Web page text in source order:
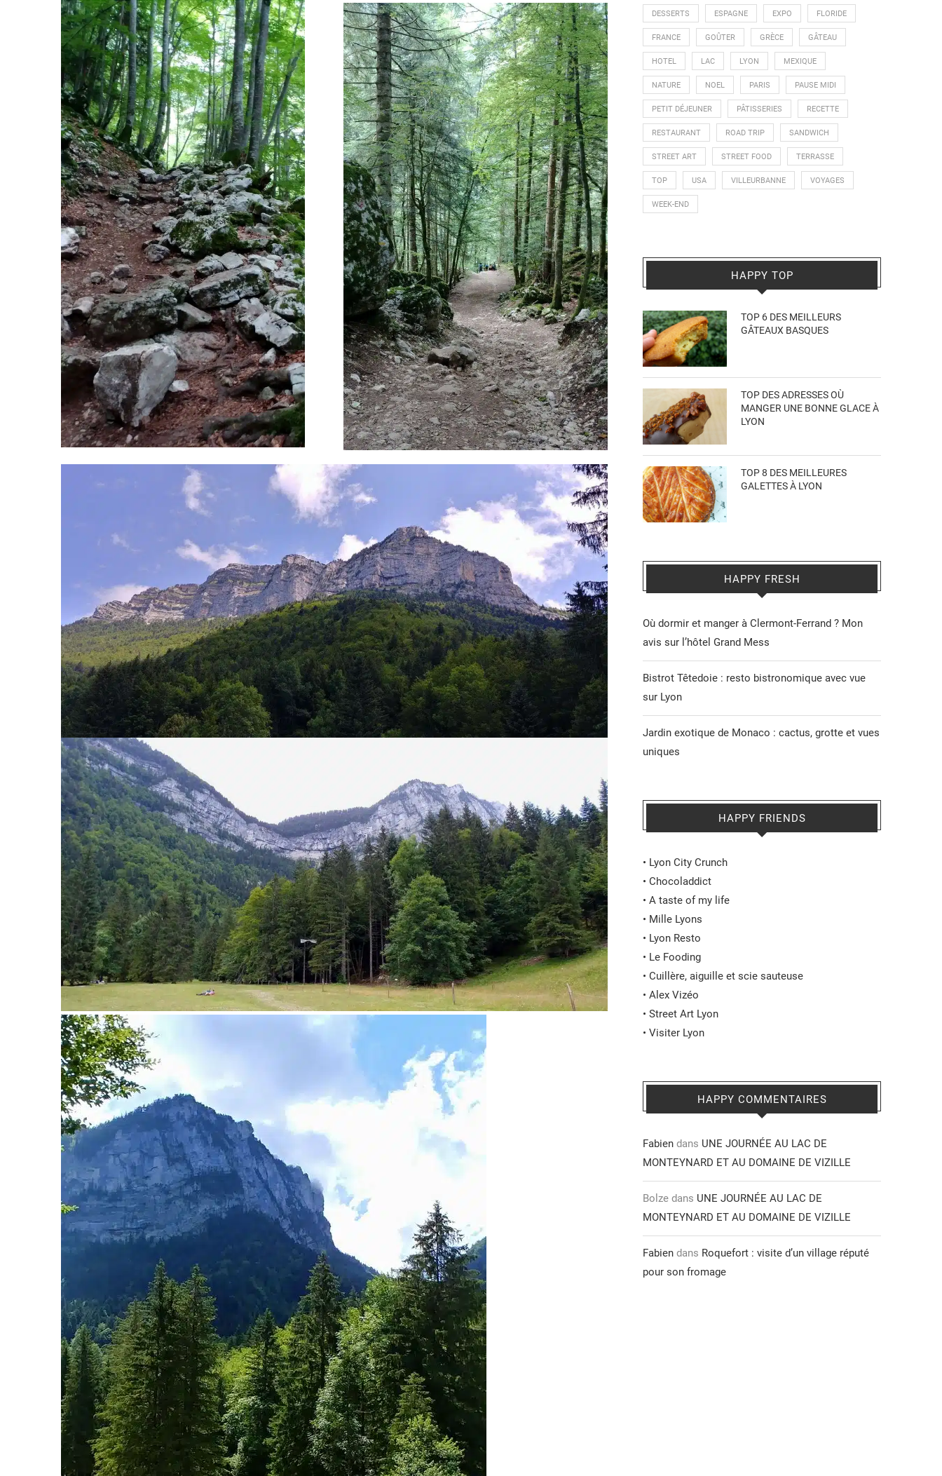
DESSERTS ESPAGNE EXPO FLORIDE
FRANCE GOÛTER GRÈCE GÂTEAU
HOTEL LAC LYON MEXIQUE
NATURE NOEL PARIS PAUSE MIDI
PETIT DÉJEUNER PÂTISSERIES RECETTE
RESTAURANT ROAD TRIP SANDWICH
STREET ART STREET FOOD TERRASSE
TOP USA VILLEURBANNE VOYAGES
WEEK-END
HAPPY TOP
TOP 6 DES MEILLEURS
GÂTEAUX BASQUES
TOP DES ADRESSES OÙ
MANGER UNE BONNE GLACE À
LYON
TOP 8 DES MEILLEURES
GALETTES À LYON
HAPPY FRESH
Où dormir et manger à Clermont-Ferrand ? Mon
avis sur l’hôtel Grand Mess
Bistrot Têtedoie : resto bistronomique avec vue
sur Lyon
Jardin exotique de Monaco : cactus, grotte et vues
uniques
HAPPY FRIENDS
• Lyon City Crunch
• Chocoladdict
• A taste of my life
• Mille Lyons
• Lyon Resto
• Le Fooding
• Cuillère, aiguille et scie sauteuse
• Alex Vizéo
• Street Art Lyon
• Visiter Lyon
HAPPY COMMENTAIRES
Fabien dans UNE JOURNÉE AU LAC DE
MONTEYNARD ET AU DOMAINE DE VIZILLE
Bolze dans UNE JOURNÉE AU LAC DE
MONTEYNARD ET AU DOMAINE DE VIZILLE
Fabien dans Roquefort : visite d’un village réputé
pour son fromage